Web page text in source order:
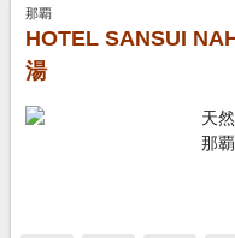
那覇
HOTEL SANSUI
湯
天
那